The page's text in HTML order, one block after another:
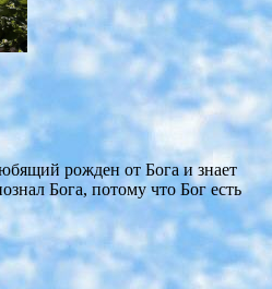
рожден от Бога и знает
Бога, потому что Бог есть